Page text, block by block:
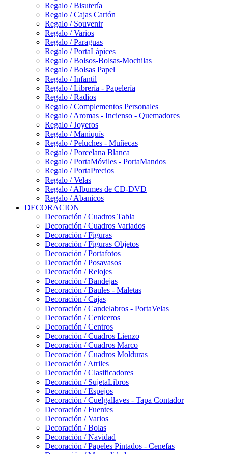
Regalo / Bisutería
Regalo / Cajas Cartón
Regalo / Souvenir
Regalo / Varios
Regalo / Paraguas
Regalo / PortaLápices
Regalo / Bolsos-Bolsas-Mochilas
Regalo / Bolsas Papel
Regalo / Infantil
Regalo / Librería - Papelería
Regalo / Radios
Regalo / Complementos Personales
Regalo / Aromas - Incienso - Quemadores
Regalo / Joyeros
Regalo / Maniquís
Regalo / Peluches - Muñecas
Regalo / Porcelana Blanca
Regalo / PortaMóviles - PortaMandos
Regalo / PortaPrecios
Regalo / Velas
Regalo / Albumes de CD-DVD
Regalo / Abanicos
DECORACION
Decoración / Cuadros Tabla
Decoración / Cuadros Variados
Decoración / Figuras
Decoración / Figuras Objetos
Decoración / Portafotos
Decoración / Posavasos
Decoración / Relojes
Decoración / Bandejas
Decoración / Baules - Maletas
Decoración / Cajas
Decoración / Candelabros - PortaVelas
Decoración / Ceniceros
Decoración / Centros
Decoración / Cuadros Lienzo
Decoración / Cuadros Marco
Decoración / Cuadros Molduras
Decoración / Atriles
Decoración / Clasificadores
Decoración / SujetaLibros
Decoración / Espejos
Decoración / Cuelgallaves - Tapa Contador
Decoración / Fuentes
Decoración / Varios
Decoración / Bolas
Decoración / Navidad
Decoración / Papeles Pintados - Cenefas